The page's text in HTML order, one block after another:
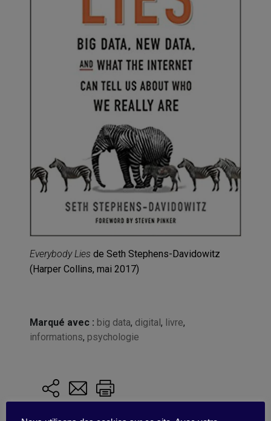
Everybody Lies de Seth Stephens-Davidowitz
(Harper Collins, mai 2017)
Marqué avec : big data, digital, livre,
informations, psychologie